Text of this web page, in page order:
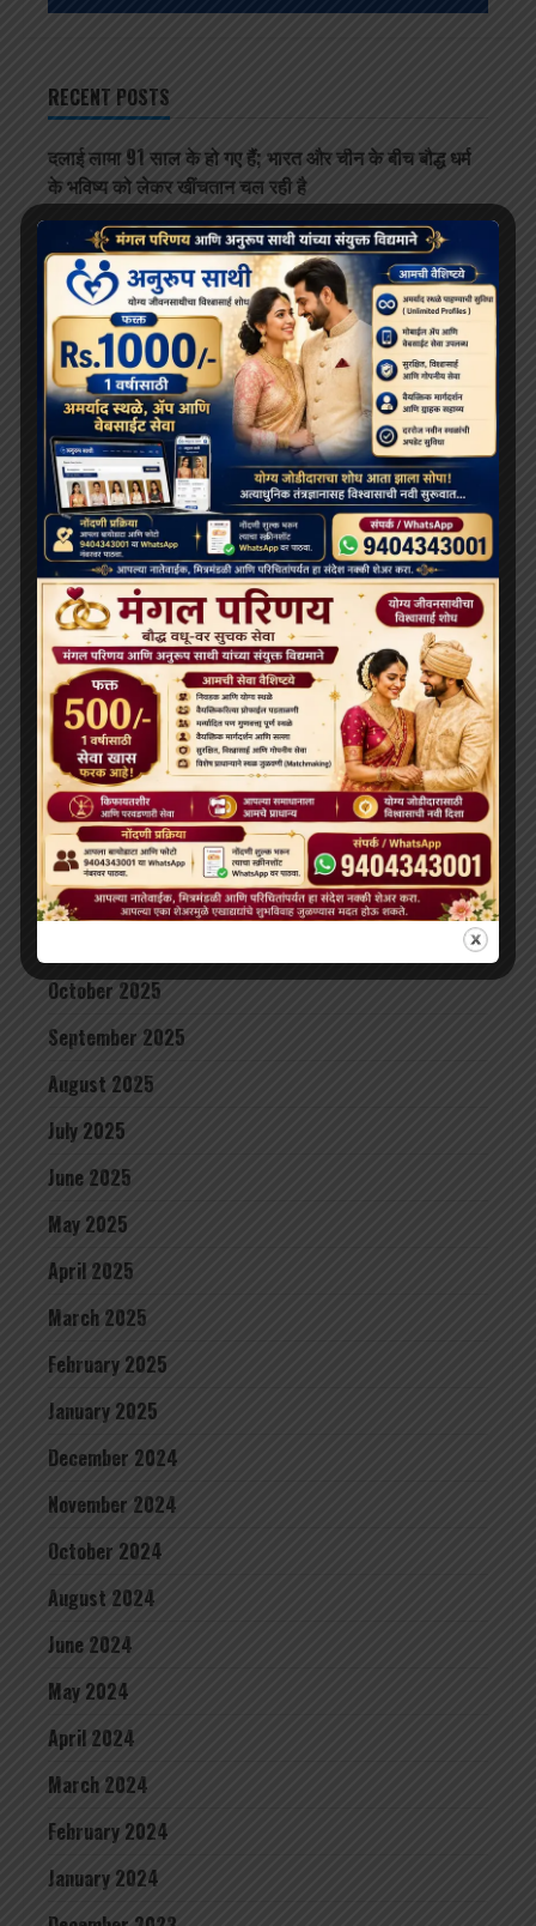
RECENT POSTS
दलाई लामा 91 साल के हो गए हैं; भारत और चीन के बीच बौद्ध धर्म
के भविष्य को लेकर खींचतान चल रही है
भव्य बौद्ध धम्म जुलूस बोमडिला में प्रवेश करता है
‘विकसित भारत 2047’ के लिए बौद्ध मूल्य और आधुनिक विज्ञान
अहम: हिमाचल के राज्यपाल
थाईलैंड के महामहिम राजा ने सड़क दुर्घटना में घायल भिक्षुओं की
देखभाल की जिम्मेदारी ली, शाही संरक्षण में होगा उपचार
दलाई लामा लद्दाख लौटे, भारत के हिमालयी बौद्ध संबंधों को और
मज़बूत किया
ARCHIVES
July 2026
June 2026
May 2026
April 2026
February 2026
January 2026
December 2025
October 2025
September 2025
August 2025
July 2025
June 2025
May 2025
April 2025
March 2025
February 2025
January 2025
December 2024
November 2024
October 2024
August 2024
June 2024
May 2024
April 2024
March 2024
February 2024
January 2024